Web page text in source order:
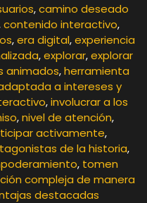
,camino deseado
contenido interactivo,
,era digital,experiencia
,explorar,explorar
animados,herramienta
a intereses y
,involucrar a los
,nivel de atención,
activamente,
de la historia,
, tomen
compleja de manera
destacadas